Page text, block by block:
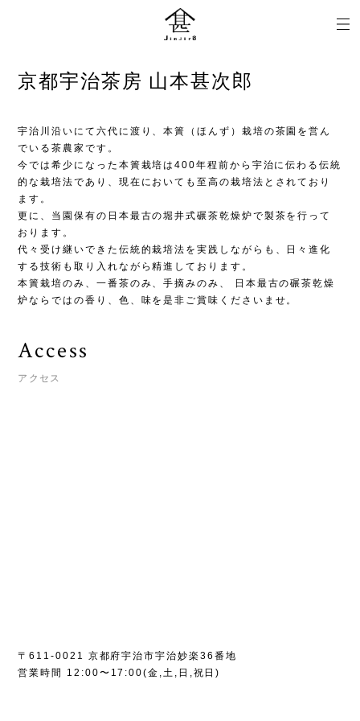
京都宇治茶房 山本甚次郎
宇治川沿いにて六代に渡り、本簀（ほんず）栽培の茶園を営ん
でいる茶農家です。
今では希少になった本簀栽培は400年程前から宇治に伝わる伝統
的な栽培法であり、現在においても至高の栽培法とされており
ます。
更に、当園保有の日本最古の堀井式碾茶乾燥炉で製茶を行って
おります。
代々受け継いできた伝統的栽培法を実践しながらも、日々進化
する技術も取り入れながら精進しております。
本簀栽培のみ、一番茶のみ、手摘みのみ、 日本最古の碾茶乾燥
炉ならではの香り、色、味を是非ご賞味くださいませ。
Access
アクセス
〒611-0021 京都府宇治市宇治妙楽36番地
営業時間 12:00〜17:00(金,土,日,祝日)